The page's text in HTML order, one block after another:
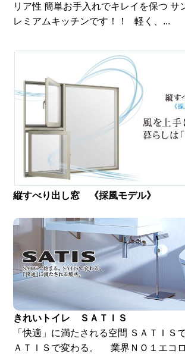
リア性 簡単お手入れでキレイを保つ サ
レミアムキッチンです！！ 軽く、...
縦すべり出し窓 《採風モデル》
きれいトイレ ＳＡＴＩＳ
「快適」に満たされる空間 ＳＡＴＩ
ＡＴＩＳで変わる。 業界ＮＯ